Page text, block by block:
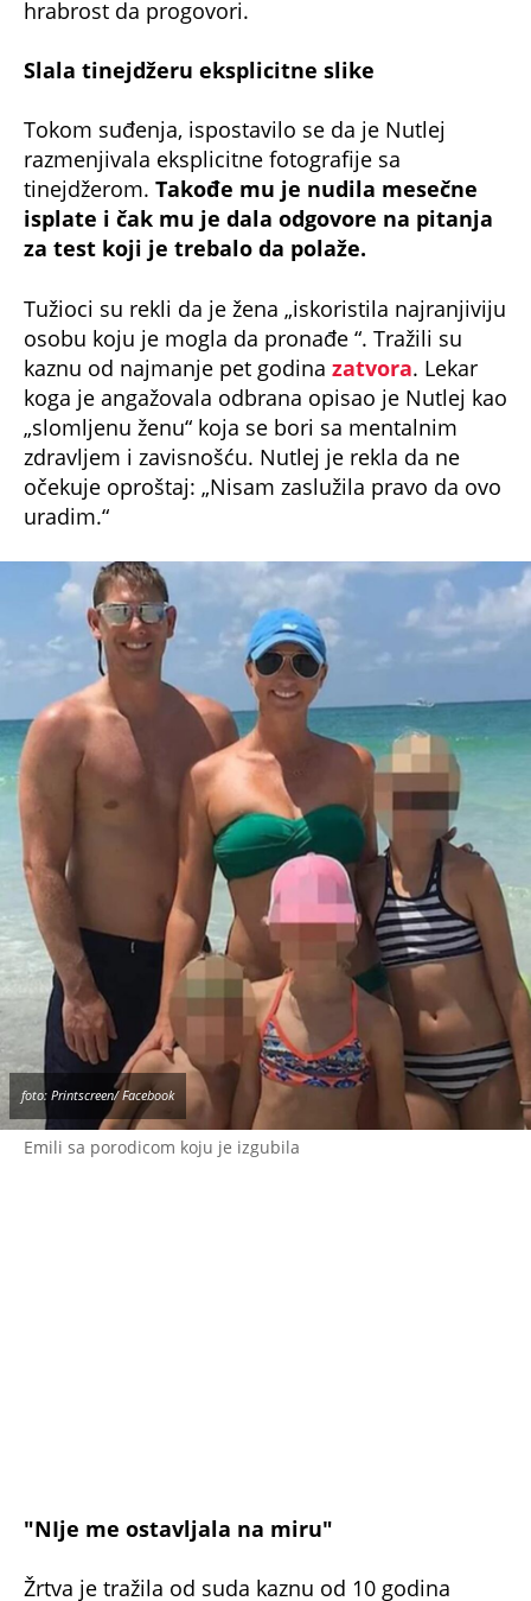
razmenjivala eksplicitne fotografije sa
tinejdžerom. Takođe mu je nudila mesečne
isplate i čak mu je dala odgovore na pitanja
za test koji je trebalo da polaže.
osobu koju je mogla da pronađe “. Tražili su
kaznu od najmanje pet godinazatvora. Lekar
koga je angažovala odbrana opisao je Nutlej kao
„slomljenu ženu“ koja se bori sa mentalnim
zdravljem i zavisnošću. Nutlej je rekla da ne
očekuje oproštaj: „Nisam zaslužila pravo da ovo
uradim.“
Emili sa porodicom koju je izgubila
foto: Printscreen/ Facebook
ispričao je tinejdžer.
Nutlej se izjasnila krivom po dve tačke